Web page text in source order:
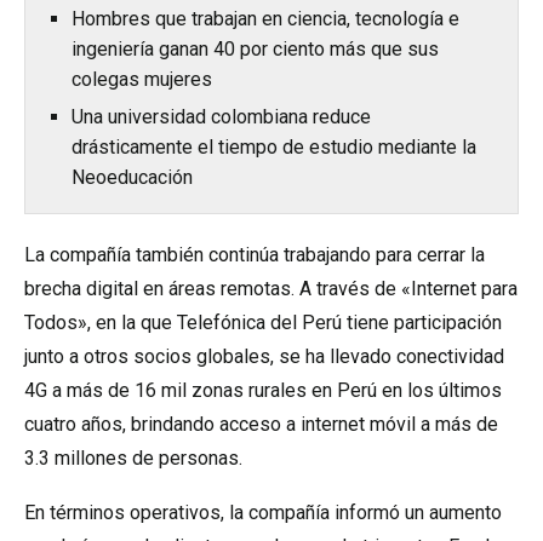
Hombres que trabajan en ciencia, tecnología e
ingeniería ganan 40 por ciento más que sus
colegas mujeres
Una universidad colombiana reduce
drásticamente el tiempo de estudio mediante la
Neoeducación
La compañía también continúa trabajando para cerrar la
brecha digital en áreas remotas. A través de «Internet para
Todos», en la que Telefónica del Perú tiene participación
junto a otros socios globales, se ha llevado conectividad
4G a más de 16 mil zonas rurales en Perú en los últimos
cuatro años, brindando acceso a internet móvil a más de
3.3 millones de personas.
En términos operativos, la compañía informó un aumento